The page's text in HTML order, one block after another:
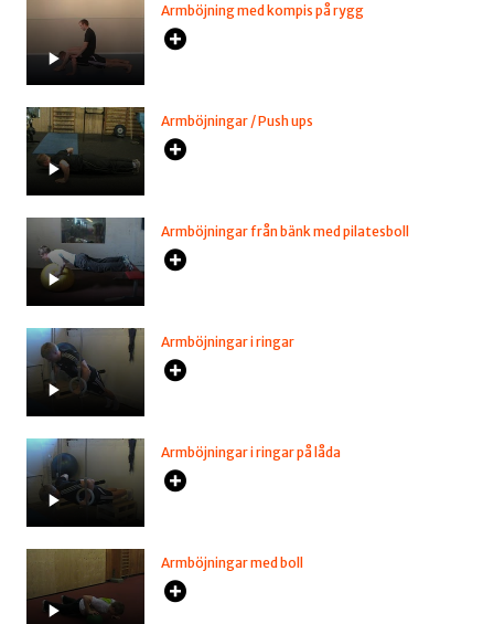
Armböjning med kompis på rygg
Armböjningar / Push ups
Armböjningar från bänk med pilatesboll
Armböjningar i ringar
Armböjningar i ringar på låda
Armböjningar med boll